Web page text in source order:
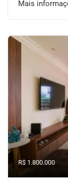
Mais
R$ 1.800.000